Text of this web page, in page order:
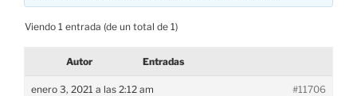
Viendo 1 entrada (de un total de 1)
Autor Entradas
enero 3, 2021 a las 2:12 am #11706